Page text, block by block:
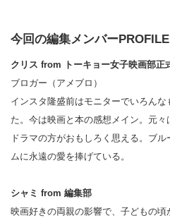
今回の編集メンバーPROFILE
クリス from トーキョー女子映画部正
ブロガー（アメブロ）
インスタ隆盛前はモニターでいろん
た。今は映画と本の感想メイン。元
ドラマの方がおもしろく思える。ブ
ムに永遠の愛を捧げている。
シャミ from 編集部
映画好きの両親の影響で、子どもの